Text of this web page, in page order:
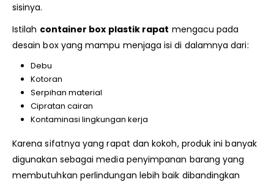
sisinya.
Istilah container box plastik rapat mengacu pada
desain box yang mampu menjaga isi di dalamnya dari:
Debu
Kotoran
Serpihan material
Cipratan cairan
Kontaminasi lingkungan kerja
Karena sifatnya yang rapat dan kokoh, produk ini banyak
digunakan sebagai media penyimpanan barang yang
membutuhkan perlindungan lebih baik dibandingkan